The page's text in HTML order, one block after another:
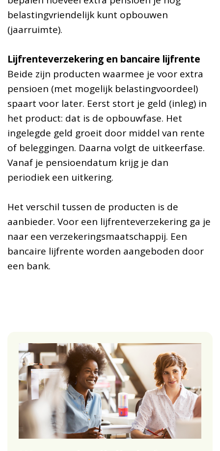
belastingvriendelijk kunt opbouwen
(jaarruimte).
Lijfrenteverzekering en bancaire lijfrente
Beide zijn producten waarmee je voor extra
pensioen (met mogelijk belastingvoordeel)
spaart voor later. Eerst stort je geld (inleg) in
het product: dat is de opbouwfase. Het
ingelegde geld groeit door middel van rente
of beleggingen. Daarna volgt de uitkeerfase.
Vanaf je pensioendatum krijg je dan
periodiek een uitkering.
Het verschil tussen de producten is de
aanbieder. Voor een lijfrenteverzekering ga je
naar een verzekeringsmaatschappij. Een
bancaire lijfrente worden aangeboden door
een bank.